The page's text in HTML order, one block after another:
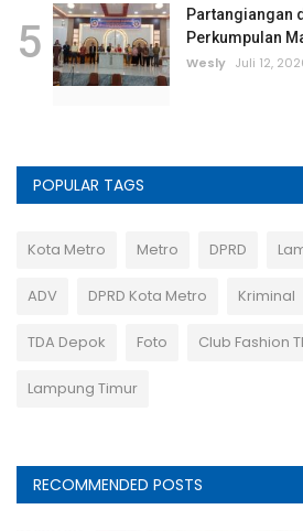
5
Partangiangan
Perkumpulan
Wesly Juli 12,
POPULAR TAGS
Kota Metro Metro DPRD
ADV DPRD Kota Metro Kriminal
TDA Depok Foto Club Fashion
Lampung Timur
RECOMMENDED POSTS